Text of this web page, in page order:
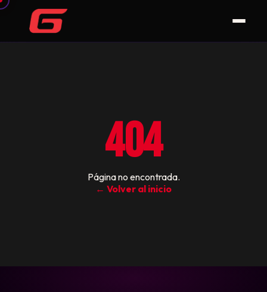
404
Página no encontrada.
← Volver al inicio